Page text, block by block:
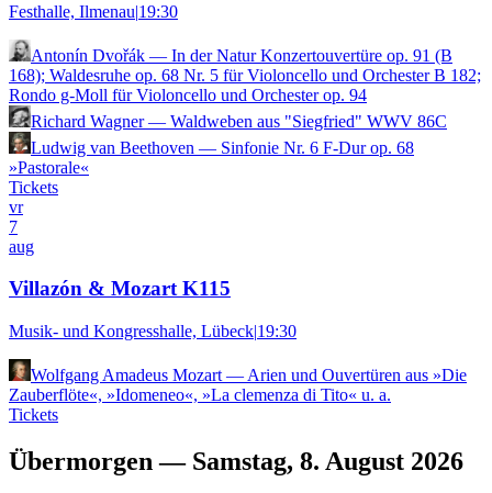
Festhalle, Ilmenau|19:30
Antonín Dvořák — In der Natur Konzertouvertüre op. 91 (B
168); Waldesruhe op. 68 Nr. 5 für Violoncello und Orchester B 182;
Rondo g-Moll für Violoncello und Orchester op. 94
Richard Wagner— Waldweben aus "Siegfried" WWV 86C
Ludwig van Beethoven — Sinfonie Nr. 6 F-Dur op. 68
»Pastorale«
Tickets
vr
7
aug
Villazón & Mozart K115
Musik- und Kongresshalle, Lübeck|19:30
Wolfgang Amadeus Mozart — Arien und Ouvertüren aus »Die
Zauberflöte«, »Idomeneo«, »La clemenza di Tito« u. a.
Tickets
Übermorgen — Samstag, 8. August 2026